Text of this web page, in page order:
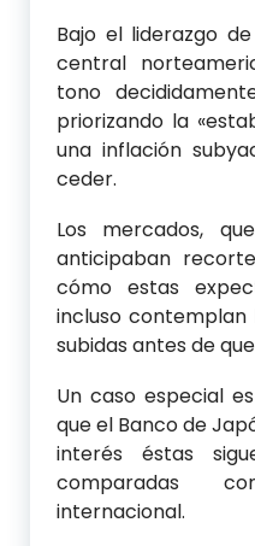
Bajo el liderazgo
central
tono
priorizando la
una inflación
ceder.
Los mercados,
anticipaban
cómo estas
incluso contemplan
subidas antes de
Un caso especial
que el Banco de
interés éstas
comparadas
internacional.